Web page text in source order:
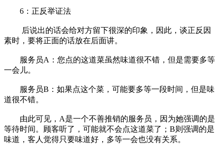
6：正反举证法
后说出的话会给对方留下很深的印象，因此，谈正反因
素时，要将正面的话放在后面讲。
服务员A：您点的这道菜虽然味道很不错，但是需要多等
一会儿。
服务员B：如果点这个菜，可能要多等一段时间，但是味
道很不错。
由此可见，A是一个不善推销的服务员，因为她强调的是
等待时间。顾客听了，可能就不会点这道菜了；B则强调的是
味道，客人觉得只要味道好，多等一会也没有关系。